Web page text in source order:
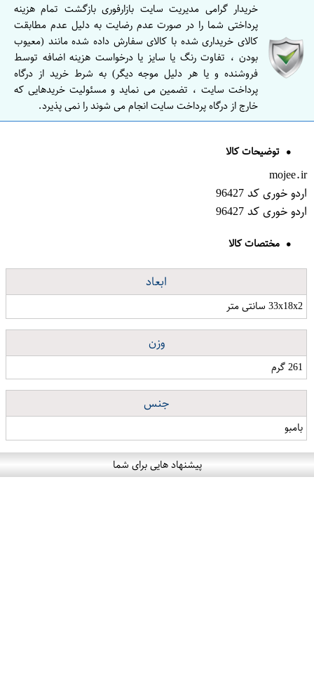
خریدار گرامی مدیریت سایت بازارفوری بازگشت تمام هزینه
پرداختی شما را در صورت عدم رضایت به دلیل عدم مطابقت
کالای خریداری شده با کالای سفارش داده شده مانند (معیوب
بودن ، تفاوت رنگ یا سایز یا درخواست هزینه اضافه توسط
فروشنده و یا هر دلیل موجه دیگر) به شرط خرید از درگاه
پرداخت سایت ، تضمین می نماید و مسئولیت خریدهایی که
خارج از درگاه پرداخت سایت انجام می شوند را نمی پذیرد.
توضیحات کالا
mojee.ir
اردو خوری کد 96427
اردو خوری کد 96427
مختصات کالا
ابعاد
33x18x2 سانتی متر
وزن
261 گرم
جنس
بامبو
پیشنهاد هایی برای شما